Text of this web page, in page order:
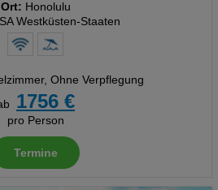
Ort: Honolulu
Westküsten-Staaten
Ohne Verpflegung
1756 €
pro Person
Termine